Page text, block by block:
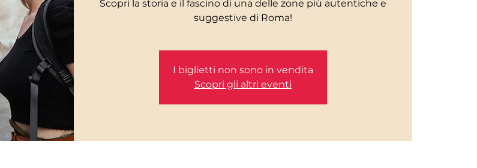
Scopri la storia e il fascino di una delle zone più autentiche e
I biglietti non sono in vendita
Scopri gli altri eventi